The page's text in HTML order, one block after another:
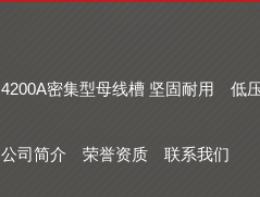
4200A密集型母线槽 坚固耐用
低
公司简介 荣誉资质 联系我们